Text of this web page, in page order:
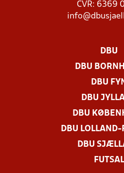
CVR: 6369
DBU
DBU
DBU
DBU
DBU
DBU LOLLAND-
DBU
FUTSAL